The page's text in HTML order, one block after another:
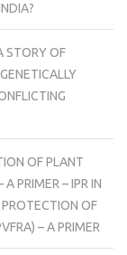
STORY OF
GENETICALLY
OF PLANT
PRIMER – IPR IN
OF
– A PRIMER